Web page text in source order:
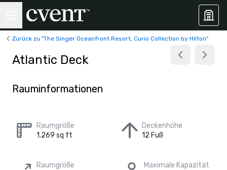
Zurück zu "The Singer Oceanfront Resort, Curio Collection by Hilton"
Atlantic Deck
Rauminformationen
Raumgröße
1.269 sq ft
Deckenhöhe
12 Fuß
Raumgröße
Maximale Kapazität